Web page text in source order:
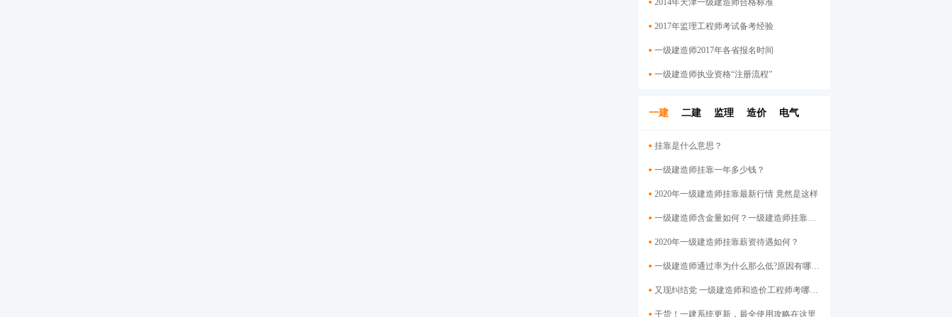
2014年天津一级建造师合格标准
2017年监理工程师考试备考经验
一级建造师2017年各省报名时间
一级建造师执业资格“注册流程”
一建 二建 监理 造价 电气
挂靠是什么意思？
一级建造师挂靠一年多少钱？
2020年一级建造师挂靠最新行情 竟然是这样
一级建造师含金量如何？一级建造师挂靠前景
2020年一级建造师挂靠薪资待遇如何？
一级建造师通过率为什么那么低?原因有哪些呢？
又现纠结党 一级建造师和造价工程师考哪个好？
干货！一建系统更新，最全使用攻略在这里